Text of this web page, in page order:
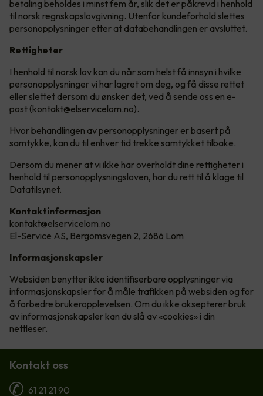
betaling beholdes i minst fem år, slik det er påkrevd i henhold
til norsk regnskapslovgivning. Utenfor kundeforhold slettes
personopplysninger etter at databehandlingen er avsluttet.
Rettigheter
I henhold til norsk lov kan du når som helst få innsyn i hvilke
personopplysninger vi har lagret om deg, og få disse rettet
eller slettet dersom du ønsker det, ved å sende oss en e-
post (kontakt@elservicelom.no).
Hvor behandlingen av personopplysninger er basert på
samtykke, kan du til enhver tid trekke samtykket tilbake.
Dersom du mener at vi ikke har overholdt dine rettigheter i
henhold til personopplysningsloven, har du rett til å klage til
Datatilsynet.
Kontaktinformasjon
kontakt@elservicelom.no
El-Service AS, Bergomsvegen 2, 2686 Lom
Informasjonskapsler
Websiden benytter ikke identifiserbare opplysninger via
informasjonskapsler for å måle trafikken på websiden og for
å forbedre brukeropplevelsen. Om du ikke aksepterer bruk
av informasjonskapsler kan du slå av «cookies» i din
nettleser.
Kontakt oss
61 21 21 90